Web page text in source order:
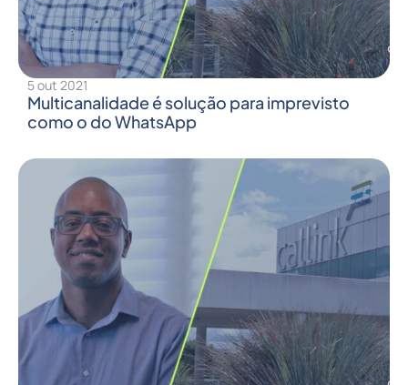
5 out 2021
Multicanalidade é solução para imprevisto
como o do WhatsApp